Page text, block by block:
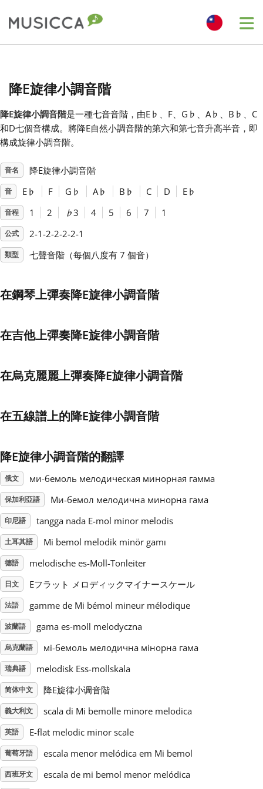
Български
Dansk
Deutsch
English
Polski
Svenska
Tiếng Việt
简体中文
繁體中文
降E旋律小調音階
降E旋律小調音階是一種七音音階，由E ♭ 、F、G ♭ 、A♭ 、B ♭ 、C
和D七個音構成。將降E自然小調音階的第六和第七音升高半音，即
構成旋律小調音階。
音名 降E旋律小調音階
音 E ♭ F G ♭ A♭ B ♭ C D E ♭
音程 1 2 ♭3 4 5 6 7 1
公式 2-1-2-2-2-2-1
類型 七聲音階（每個八度有 7 個音）
在鋼琴上彈奏降E旋律小調音階
在吉他上彈奏降E旋律小調音階
在烏克麗麗上彈奏降E旋律小調音階
在五線譜上的降E旋律小調音階
降E旋律小調音階的翻譯
俄文 ми-бемоль мелодическая минорная гамма
保加利亞語 Mи-бемол мелодична минорна гама
印尼語 tangga nada E-mol minor melodis
土耳其語 Mi bemol melodik minör gamı
德語 melodische es-Moll-Tonleiter
日文 Eフラット メロディックマイナースケール
法語 gamme de Mi bémol mineur mélodique
波蘭語 gama es-moll melodyczna
烏克蘭語 мі-бемоль мелодична мінорна гама
瑞典語 melodisk Ess-mollskala
简体中文 降E旋律小调音階
義大利文 scala di Mi bemolle minore melodica
英語 E-flat melodic minor scale
葡萄牙語 escala menor melódica em Mi bemol
西班牙文 escala de mi bemol menor melódica